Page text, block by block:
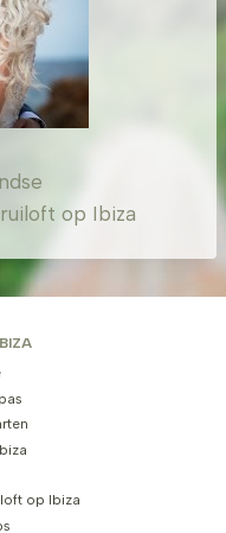
op Ibiza
op Ibiza